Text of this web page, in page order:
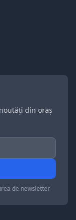
din oraș
de newsletter